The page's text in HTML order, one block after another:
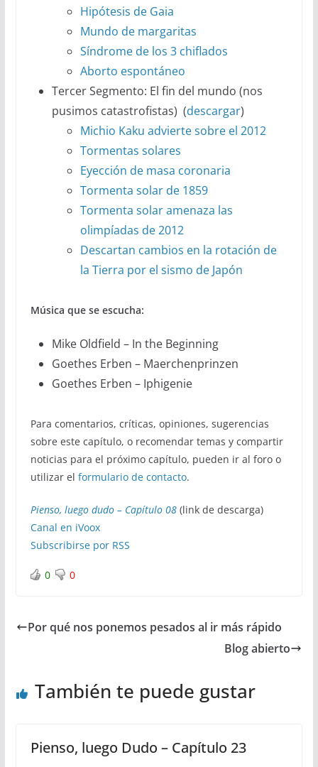
Hipótesis de Gaia
Mundo de margaritas
Síndrome de los 3 chiflados
Aborto espontáneo
Tercer Segmento: El fin del mundo (nos
pusimos catastrofistas) (descargar)
Michio Kaku advierte sobre el 2012
Tormentas solares
Eyección de masa coronaria
Tormenta solar de 1859
Tormenta solar amenaza las
olimpíadas de 2012
Descartan cambios en la rotación de
la Tierra por el sismo de Japón
Música que se escucha:
Mike Oldfield – In the Beginning
Goethes Erben – Maerchenprinzen
Goethes Erben – Iphigenie
Para comentarios, críticas, opiniones, sugerencias
sobre este capítulo, o recomendar temas y compartir
noticias para el próximo capítulo, pueden ir al foro o
utilizar el formulario de contacto.
Pienso, luego dudo – Capítulo 08(link de descarga)
Canal en iVoox
Subscribirse por RSS
0 0
Por qué nos ponemos pesados al ir más rápido
Blog abierto
También te puede gustar
Pienso, luego Dudo – Capítulo 23